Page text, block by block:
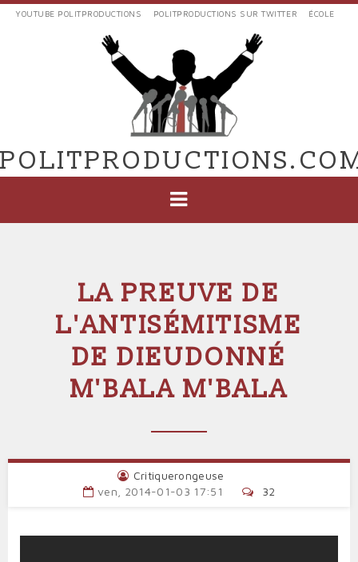
Aller
EXTERNES
POLIT'PRODUCTIONS
YOUTUBE POLITPRODUCTIONS POLITPRODUCTIONS SUR TWITTER ÉCOLE
LA PREUVE DE
L'ANTISÉMITISME
DE DIEUDONNÉ
M'BALA M'BALA
Critiquerongeuse
ven, 2014-01-03 17:51
32